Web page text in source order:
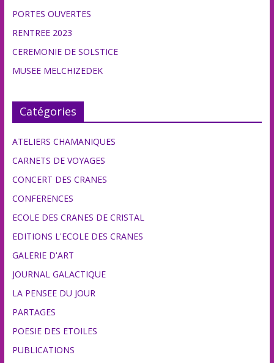
PORTES OUVERTES
RENTREE 2023
CEREMONIE DE SOLSTICE
MUSEE MELCHIZEDEK
Catégories
ATELIERS CHAMANIQUES
CARNETS DE VOYAGES
CONCERT DES CRANES
CONFERENCES
ECOLE DES CRANES DE CRISTAL
EDITIONS L'ECOLE DES CRANES
GALERIE D'ART
JOURNAL GALACTIQUE
LA PENSEE DU JOUR
PARTAGES
POESIE DES ETOILES
PUBLICATIONS